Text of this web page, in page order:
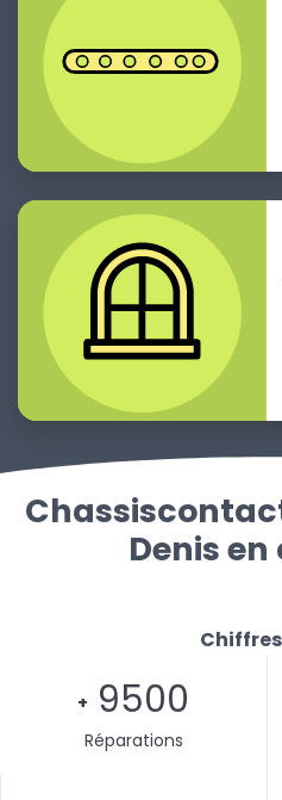
Denis
+ 9500
Réparations